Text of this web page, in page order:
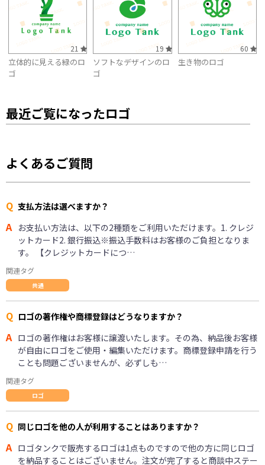
21
立体的に見える緑のロ
ゴ
19
ソフトなデザインのロ
ゴ
60
生き物のロゴ
最近ご覧になったロゴ
よくあるご質問
Q 支払方法は選べますか？
A お支払い方法は、以下の2種類をご利用いただけます。1. クレジ
ットカード2. 銀行振込※振込手数料はお客様のご負担となりま
す。 【クレジットカードにつ…
関連タグ
共通
Q ロゴの著作権や商標登録はどうなりますか？
A ロゴの著作権はお客様に譲渡いたします。その為、納品後お客様
が自由にロゴをご使用・編集いただけます。商標登録申請を行う
ことも問題ございませんが、必ずしも…
関連タグ
ロゴ
Q 同じロゴを他の人が利用することはありますか？
A ロゴタンクで販売するロゴは1点ものですので他の方に同じロゴ
を納品することはございません。注文が完了すると商談中ステー